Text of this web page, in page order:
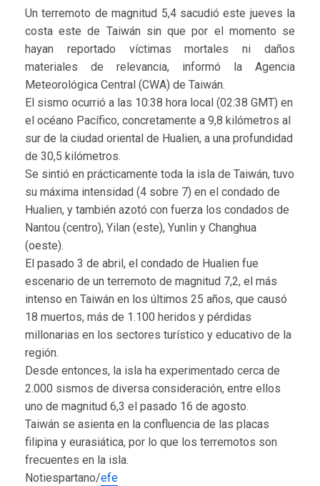
Un terremoto de magnitud 5,4 sacudió este jueves la
costa este de Taiwán sin que por el momento se
hayan reportado víctimas mortales ni daños
materiales de relevancia, informó la Agencia
Meteorológica Central (CWA) de Taiwán.
El sismo ocurrió a las 10:38 hora local (02:38 GMT) en
el océano Pacífico, concretamente a 9,8 kilómetros al
sur de la ciudad oriental de Hualien, a una profundidad
de 30,5 kilómetros.
Se sintió en prácticamente toda la isla de Taiwán, tuvo
su máxima intensidad (4 sobre 7) en el condado de
Hualien, y también azotó con fuerza los condados de
Nantou (centro), Yilan (este), Yunlin y Changhua
(oeste).
El pasado 3 de abril, el condado de Hualien fue
escenario de un terremoto de magnitud 7,2, el más
intenso en Taiwán en los últimos 25 años, que causó
18 muertos, más de 1.100 heridos y pérdidas
millonarias en los sectores turístico y educativo de la
región.
Desde entonces, la isla ha experimentado cerca de
2.000 sismos de diversa consideración, entre ellos
uno de magnitud 6,3 el pasado 16 de agosto.
Taiwán se asienta en la confluencia de las placas
filipina y eurasiática, por lo que los terremotos son
frecuentes en la isla.
Notiespartano/efe